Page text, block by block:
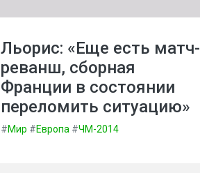
Льорис: «Еще есть матч-
реванш, сборная
Франции в состоянии
переломить ситуацию»
#Мир #Европа #ЧМ-2014